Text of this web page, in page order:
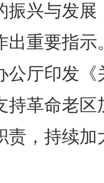
振兴与发
出重要指
公厅印发
持革命老
责，持续